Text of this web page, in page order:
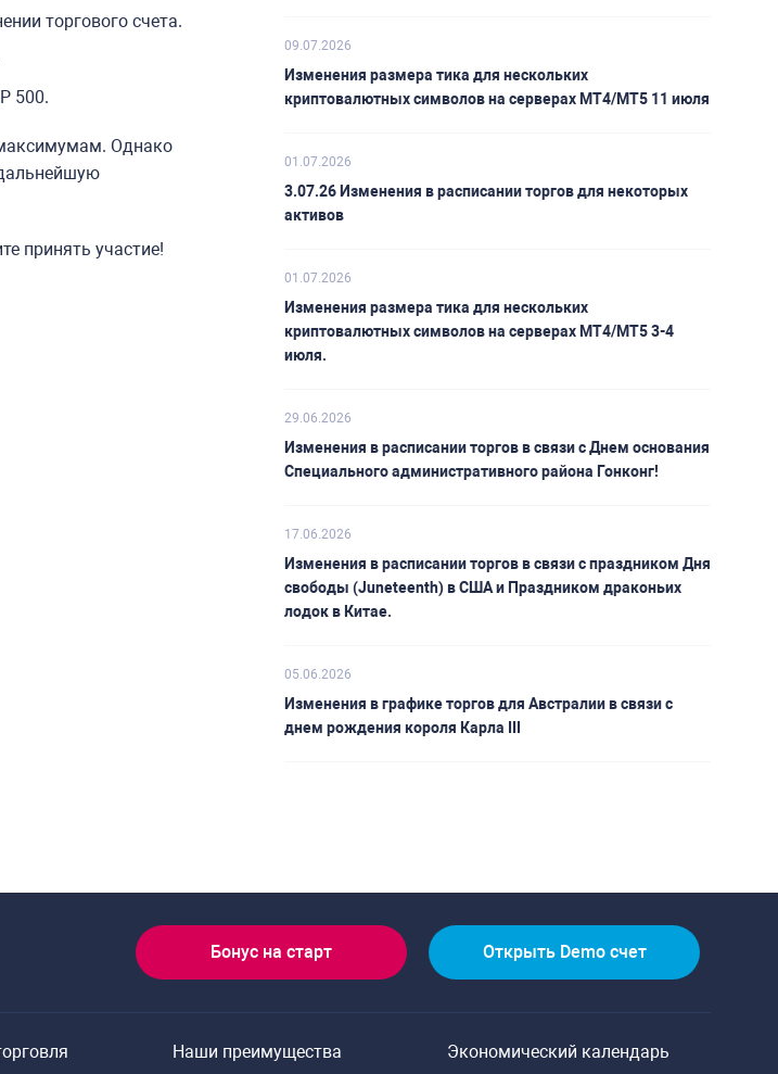
торгового счета.
500.
максимумам. Однако
принять участие!
09.07.2026
Изменения размера тика для нескольких
криптовалютных символов на серверах MT4/MT5 11 июля
01.07.2026
3.07.26 Изменения в расписании торгов для некоторых
активов
01.07.2026
Изменения размера тика для нескольких
криптовалютных символов на серверах MT4/MT5 3-4
июля.
29.06.2026
Изменения в расписании торгов в связи с Днем основания
Специального административного района Гонконг!
17.06.2026
Изменения в расписании торгов в связи с праздником Дня
свободы (Juneteenth) в США и Праздником драконьих
лодок в Китае.
05.06.2026
Изменения в графике торгов для Австралии в связи с
днем рождения короля Карла III
Бонус на старт Открыть Demo счет
Наши преимущества Экономический календарь